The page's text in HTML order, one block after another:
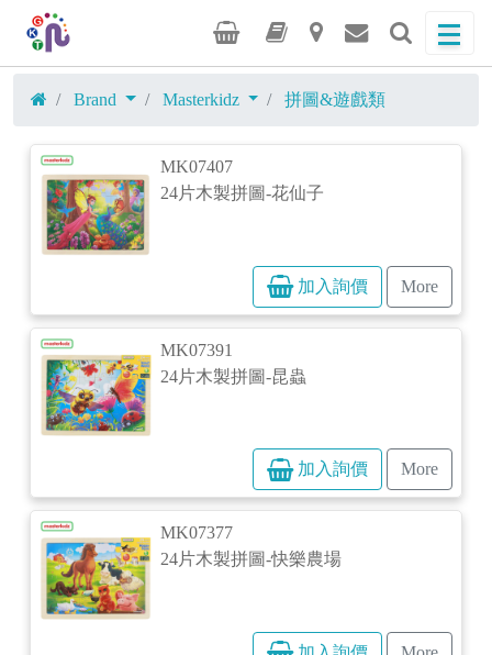
Brand Masterkidz 拼圖&遊戲類
MK07407
24片木製拼圖-花仙子
加入詢價 More
MK07391
24片木製拼圖-昆蟲
加入詢價 More
MK07377
24片木製拼圖-快樂農場